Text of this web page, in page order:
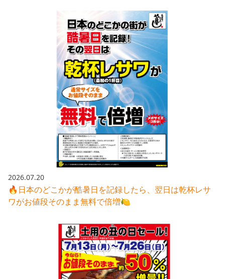
海老どて食堂
IRライブラリトップ
決算短信
決算説明資料
有価証券報告書等法定開示資料
株主通信
株主総会関連資料
その他IR資料
適時開示資料
IRカレンダー
株価情報
株主優待
電子公告
IRお問い合わせ
サイトマップ
2026.07.20
🔥日本のどこかが酷暑日を記録したら、翌日は乾杯レサ
ワがお値段そのまま無料で倍増🍋